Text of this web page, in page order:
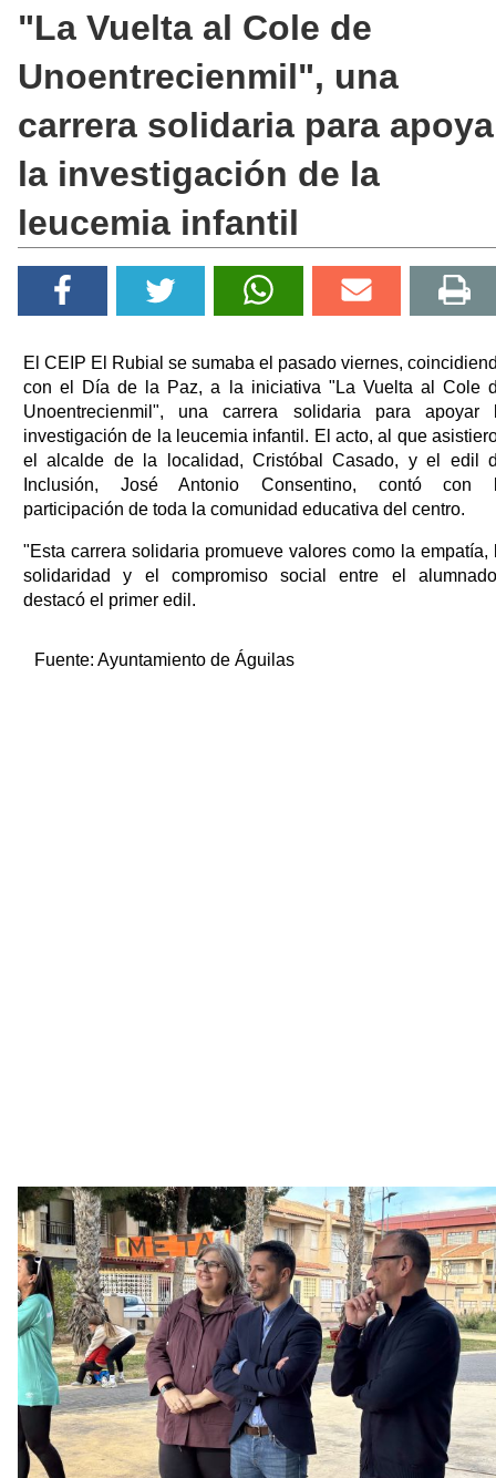
"La Vuelta al Cole de
Unoentrecienmil", una
carrera solidaria para
la investigación de la
leucemia infantil
El CEIP El Rubial se sumaba el pasado viernes,
con el Día de la Paz, a la iniciativa "La Vuelta al Cole
Unoentrecienmil", una carrera solidaria para apoyar
investigación de la leucemia infantil. El acto, al que
el alcalde de la localidad, Cristóbal Casado, y el edil
Inclusión, José Antonio Consentino, contó con
participación de toda la comunidad educativa del centro.
"Esta carrera solidaria promueve valores como la empatía,
solidaridad y el compromiso social entre el
destacó el primer edil.
Fuente: Ayuntamiento de Águilas